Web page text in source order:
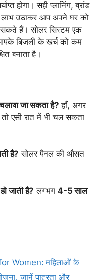
होगा। सही प्लानिंग, ब्रांड
लाभ उठाकर आप अपने घर को
सकते हैं। सोलर सिस्टम एक
आपके बिजली के खर्च को कम
बनाता है।
जा सकता है? हाँ, अगर
एसी रात में भी चल सकता
है? सोलर पैनल की औसत
जाती है? लगभग 4-5 साल
Women: महिलाओं के
जानें पात्रता और